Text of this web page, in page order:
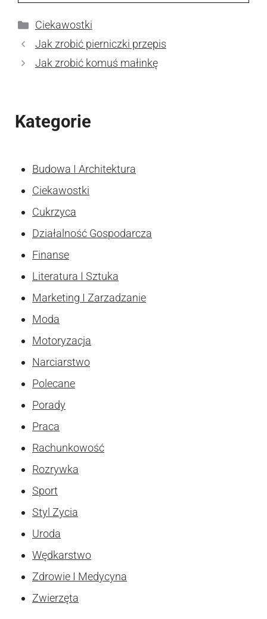
Kategorie
Ciekawostki
Jak zrobić pierniczki przepis
Jak zrobić komuś małinkę
Kategorie
Budowa I Architektura
Ciekawostki
Cukrzyca
Działalność Gospodarcza
Finanse
Literatura I Sztuka
Marketing I Zarzadzanie
Moda
Motoryzacja
Narciarstwo
Polecane
Porady
Praca
Rachunkowość
Rozrywka
Sport
Styl Zycia
Uroda
Wędkarstwo
Zdrowie I Medycyna
Zwierzęta